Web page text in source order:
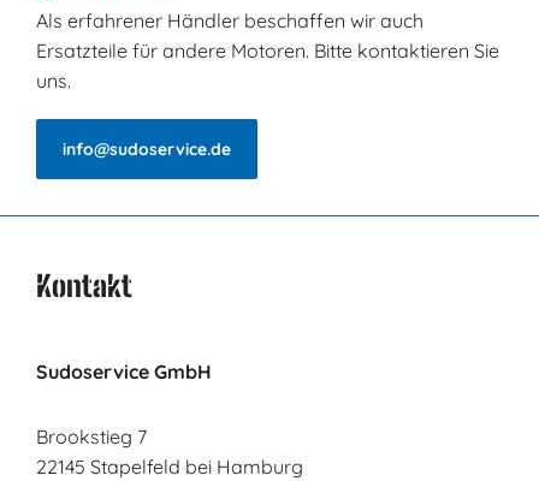
Als erfahrener Händler beschaffen wir auch
Ersatzteile für andere Motoren. Bitte kontaktieren Sie
uns.
info@sudoservice.de
Kontakt
Sudoservice GmbH
Brookstieg 7
22145 Stapelfeld bei Hamburg